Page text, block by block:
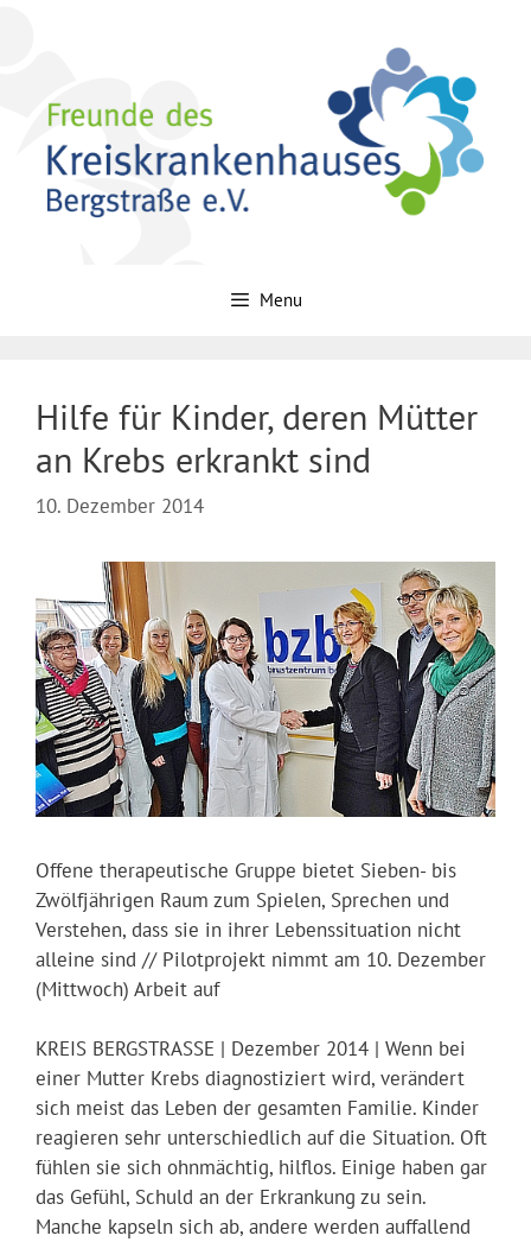
Menu
Hilfe für Kinder, deren Mütter
an Krebs erkrankt sind
10. Dezember 2014
Offene therapeutische Gruppe bietet Sieben- bis
Zwölfjährigen Raum zum Spielen, Sprechen und
Verstehen, dass sie in ihrer Lebenssituation nicht
alleine sind // Pilotprojekt nimmt am 10. Dezember
(Mittwoch) Arbeit auf
KREIS BERGSTRASSE | Dezember 2014 | Wenn bei
einer Mutter Krebs diagnostiziert wird, verändert
sich meist das Leben der gesamten Familie. Kinder
reagieren sehr unterschiedlich auf die Situation. Oft
fühlen sie sich ohnmächtig, hilflos. Einige haben gar
das Gefühl, Schuld an der Erkrankung zu sein.
Manche kapseln sich ab, andere werden auffallend